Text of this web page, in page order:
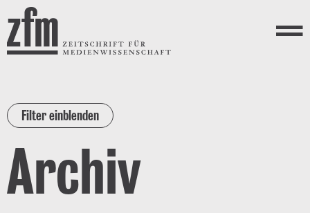
Direkt zum Inhalt
ZEITSCHRIFT FÜR
MEDIENWISSENSCHAFT
Menü
Filter einblenden
Archiv